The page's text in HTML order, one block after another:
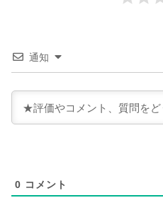
通知
0 コメント